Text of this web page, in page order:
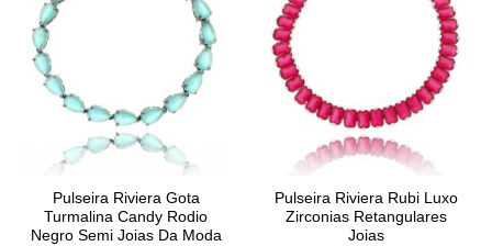
Pulseira Riviera Gota
Turmalina Candy Rodio
Negro Semi Joias Da Moda
Pulseira Riviera Rubi Luxo
Zirconias Retangulares
Joias